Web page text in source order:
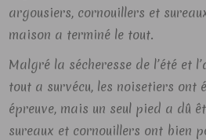
argousiers, cornouillers et
maison a terminé le tout.
Malgré la sécheresse de l’été et
tout a survécu, les noisetiers ont
épreuve, mais un seul pied a dû
sureaux et cornouillers ont bien